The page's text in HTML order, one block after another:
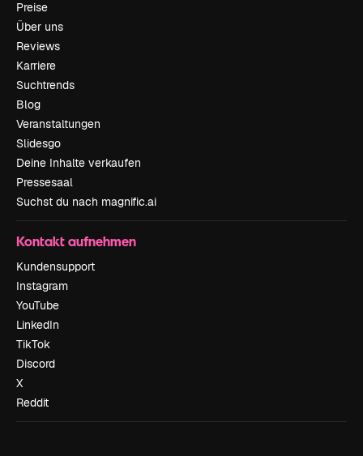
Preise
Über uns
Reviews
Karriere
Suchtrends
Blog
Veranstaltungen
Slidesgo
Deine Inhalte verkaufen
Pressesaal
Suchst du nach magnific.ai
Kontakt aufnehmen
Kundensupport
Instagram
YouTube
LinkedIn
TikTok
Discord
X
Reddit